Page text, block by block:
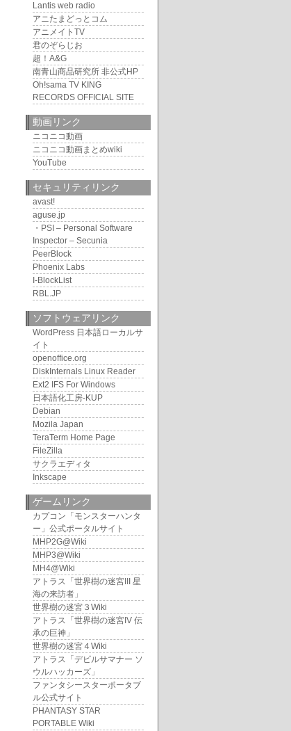
Lantis web radio
アニたまどっとコム
アニメイトTV
君のぞらじお
超！A&G
南青山商品研究所 非公式HP
Oh!sama TV KING
RECORDS OFFICIAL SITE
動画リンク
ニコニコ動画
ニコニコ動画まとめwiki
YouTube
セキュリティリンク
avast!
aguse.jp
・PSI – Personal Software
Inspector – Secunia
PeerBlock
Phoenix Labs
I-BlockList
RBL.JP
ソフトウェアリンク
WordPress 日本語ローカルサ
イト
openoffice.org
DiskInternals Linux Reader
Ext2 IFS For Windows
日本語化工房-KUP
Debian
Mozila Japan
TeraTerm Home Page
FileZilla
サクラエディタ
Inkscape
ゲームリンク
カプコン「モンスターハンタ
ー」公式ポータルサイト
MHP2G@Wiki
MHP3@Wiki
MH4@Wiki
アトラス「世界樹の迷宮III 星
海の来訪者」
世界樹の迷宮３Wiki
アトラス「世界樹の迷宮IV 伝
承の巨神」
世界樹の迷宮４Wiki
アトラス「デビルサマナー ソ
ウルハッカーズ」
ファンタシースターポータブ
ル公式サイト
PHANTASY STAR
PORTABLE Wiki